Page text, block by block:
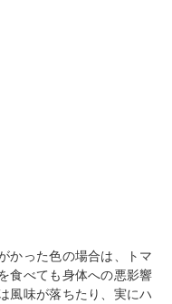
かった色の場合は、トマ
食べても身体への悪影響
風味が落ちたり、実にハ